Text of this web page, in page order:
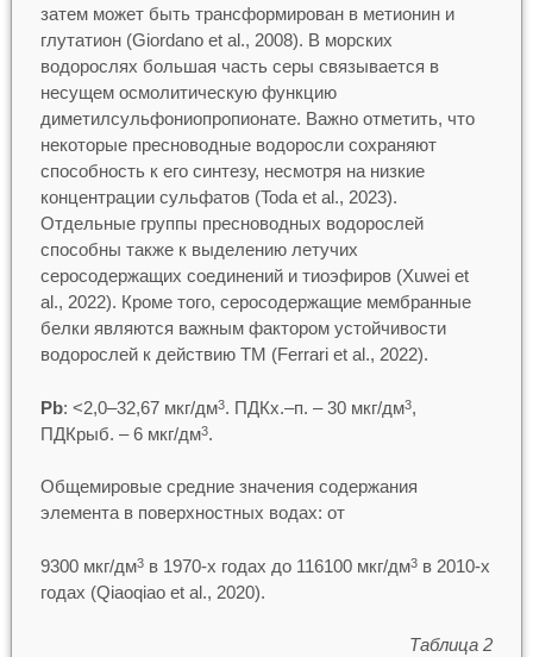
затем может быть трансформирован в метионин и
глутатион (Giordano et al., 2008). В морских
водорослях большая часть серы связывается в
несущем осмолитическую функцию
диметилсульфониопропионате. Важно отметить, что
некоторые пресноводные водоросли сохраняют
способность к его синтезу, несмотря на низкие
концентрации сульфатов (Toda et al., 2023).
Отдельные группы пресноводных водорослей
способны также к выделению летучих
серосодержащих соединений и тиоэфиров (Xuwei et
al., 2022). Кроме того, серосодержащие мембранные
белки являются важным фактором устойчивости
водорослей к действию ТМ (Ferrari et al., 2022).
Pb: <2,0–32,67 мкг/дм3. ПДКх.–п. – 30 мкг/дм3,
ПДКрыб. – 6 мкг/дм3.
Общемировые средние значения содержания
элемента в поверхностных водах: от
9300 мкг/дм3в 1970-х годах до 116100 мкг/дм3в 2010-х
годах (Qiaoqiao et al., 2020).
Таблица 2